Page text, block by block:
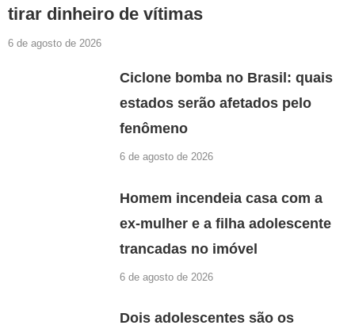
tirar dinheiro de vítimas
6 de agosto de 2026
Ciclone bomba no Brasil: quais
estados serão afetados pelo
fenômeno
6 de agosto de 2026
Homem incendeia casa com a
ex-mulher e a filha adolescente
trancadas no imóvel
6 de agosto de 2026
Dois adolescentes são os